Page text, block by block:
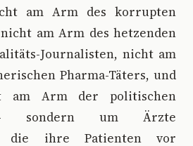
am Arm des korrupten
am Arm des hetzenden
Journalisten, nicht am
Pharma-Täters, und
am Arm der politischen
sondern um Ärzte
die ihre Patienten vor